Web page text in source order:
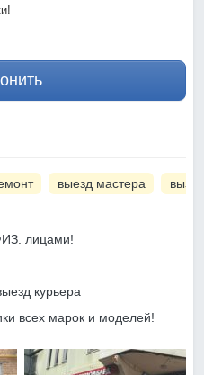
выезд мастера
лицами!
курьера
всех марок и моделей!